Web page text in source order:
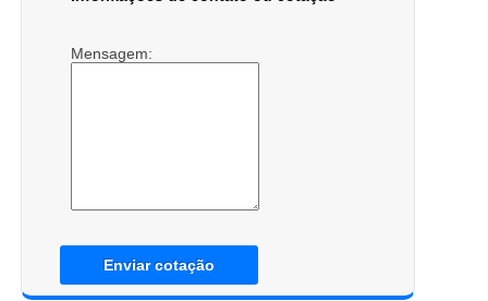
Mensagem:
Enviar cotação